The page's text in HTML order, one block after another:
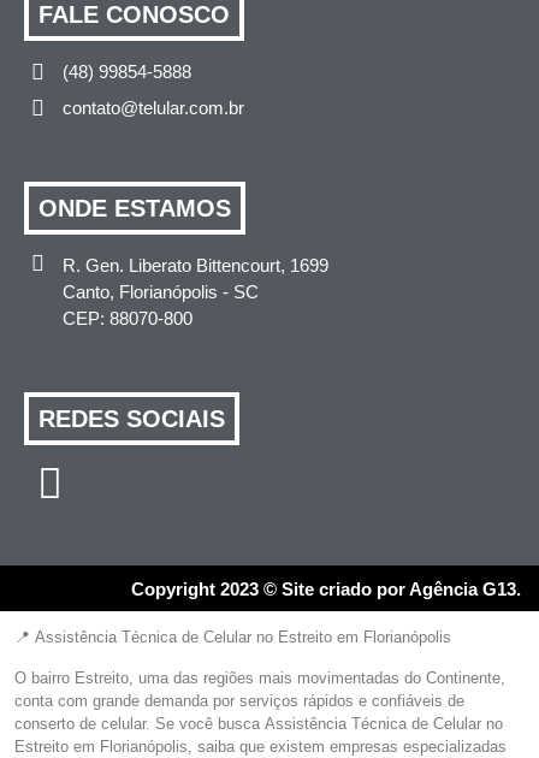
FALE CONOSCO
(48) 99854-5888
contato@telular.com.br
ONDE ESTAMOS
R. Gen. Liberato Bittencourt, 1699
Canto, Florianópolis - SC
CEP: 88070-800
REDES SOCIAIS
Copyright 2023 © Site criado por Agência G13.
📍 Assistência Técnica de Celular no Estreito em Florianópolis
O bairro Estreito, uma das regiões mais movimentadas do Continente,
conta com grande demanda por serviços rápidos e confiáveis de
conserto de celular. Se você busca Assistência Técnica de Celular no
Estreito em Florianópolis, saiba que existem empresas especializadas